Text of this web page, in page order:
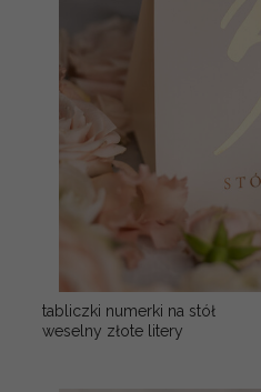
tabliczki numerki na stół
weselny złote litery